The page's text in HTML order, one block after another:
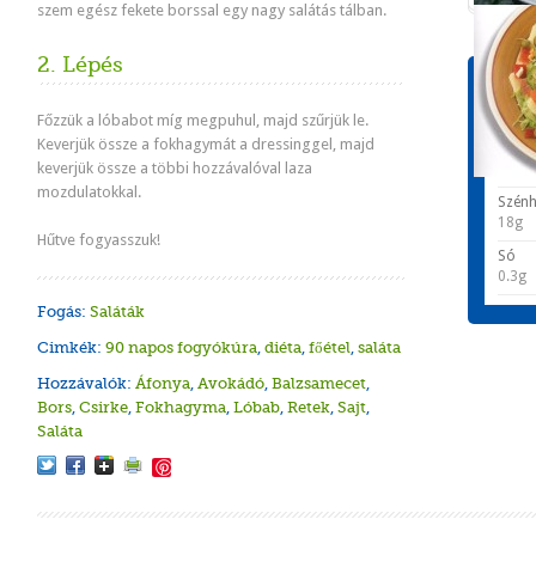
szem egész fekete borssal egy nagy salátás tálban.
2. Lépés
Főzzük a lóbabot míg megpuhul, majd szűrjük le.
Keverjük össze a fokhagymát a dressinggel , majd
keverjük össze a többi hozzávalóval laza
mozdulatokkal.
Hűtve fogyasszuk!
Fogás: Saláták
Cimkék: 90 napos fogyókúra, diéta, főétel, saláta
Hozzávalók: Áfonya, Avokádó, Balzsamecet,
Bors, Csirke, Fokhagyma, Lóbab, Retek, Sajt,
Saláta
1
402
18g
Só
0.3g